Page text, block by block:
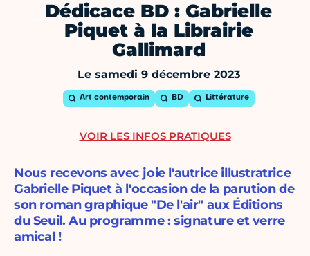
Dédicace BD : Gabrielle
Piquet à la Librairie
Gallimard
Le samedi 9 décembre 2023
Art contemporain BD Littérature
Nous recevons avec joie l'autrice illustratrice
Gabrielle Piquet à l'occasion de la parution de
son roman graphique "De l'air" aux Éditions
du Seuil. Au programme : signature et verre
amical !
VOIR LES INFOS PRATIQUES